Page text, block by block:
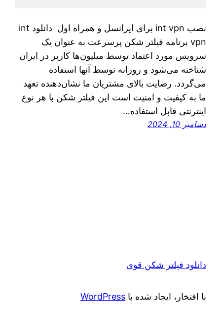
نصب int vpn برای ایرانسل و همراه اول دانلود int
vpn برنامه فیلتر شکن پرسرعت به عنوان یک
سرویس مورد اعتماد توسط میلیون‌ها کاربر در ایران
شناخته می‌شود و روزانه توسط آنها استفاده
می‌گردد. رضایت بالای مشتریان ما نشان‌دهنده تعهد
ما به کیفیت و امنیت است این فیلتر شکن با هر نوع
اینترنتی قابل استفاده…
دسامبر 10, 2024
دانلود فیلتر شکن قوی
با افتخار، ایجاد شده باWordPress